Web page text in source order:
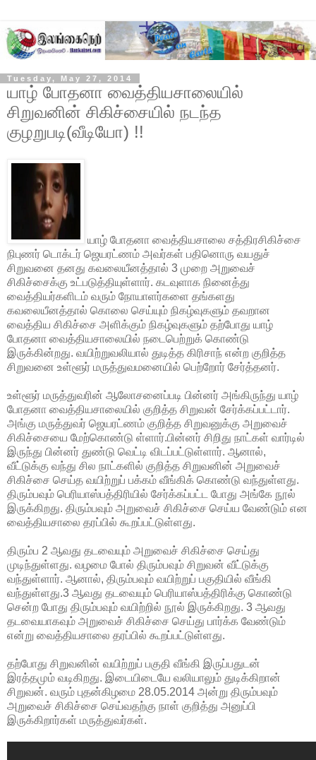
Tuesday, May 27, 2014
யாழ் போதனா வைத்தியசாலையில்
சிறுவனின் சிகிச்சையில் நடந்த
குழறுபடி(வீடியோ) !!
யாழ் போதனா வைத்தியசாலை சத்திரசிகிச்சை
நிபுணர் டொக்டர் ஜெயரட்ணம் அவர்கள் பதினொரு வயதுச்
சிறுவனை தனது கவலையீனத்தால் 3 முறை அறுவைச்
சிகிச்சைக்கு உட்படுத்தியுள்ளார். கடவுளாக நினைத்து
வைத்தியர்களிடம் வரும் நோயாளர்களை தங்களது
கவலையீனத்தால் கொலை செய்யும் நிகழ்வுகளும் தவறான
வைத்திய சிகிச்சை அளிக்கும் நிகழ்வுகளும் தற்போது யாழ்
போதனா வைத்தியசாலையில் நடைபெற்றுக் கொண்டு
இருக்கின்றது. வயிற்றுவலியால் துடித்த கிரிசாந் என்ற குறித்த
சிறுவனை உள்ளூர் மருத்துவமனையில் பெற்றோர் சேர்த்தனர்.
உள்ளூர் மருத்துவரின் ஆலோசனைப்படி பின்னர் அங்கிருந்து யாழ்
போதனா வைத்தியசாலையில் குறித்த சிறுவன் சேர்க்கப்பட்டார்.
அங்கு மருத்துவர் ஜெயரட்ணம் குறித்த சிறுவனுக்கு அறுவைச்
சிகிச்சையை மேற்கொண்டு ள்ளார்.பின்னர் சிறிது நாட்கள் வார்டில்
இருந்து பின்னர் துண்டு வெட்டி விடப்பட்டுள்ளார். ஆனால்,
வீட்டுக்கு வந்து சில நாட்களில் குறித்த சிறுவனின் அறுவைச்
சிகிச்சை செய்த வயிற்றுப் பக்கம் வீங்கிக் கொண்டு வந்துள்ளது.
திரும்பவும் பெரியாஸ்பத்திரியில் சேர்க்கப்பட்ட போது அங்கே நூல்
இருக்கிறது. திரும்பவும் அறுவைச் சிகிச்சை செய்ய வேண்டும் என
வைத்தியசாலை தரப்பில் கூறப்பட்டுள்ளது.
திரும்ப 2 ஆவது தடவையும் அறுவைச் சிகிச்சை செய்து
முடிந்துள்ளது. வழமை போல் திரும்பவும் சிறுவன் வீட்டுக்கு
வந்துள்ளார். ஆனால், திரும்பவும் வயிற்றுப் பகுதியில் வீங்கி
வந்துள்ளது.3 ஆவது தடவையும் பெரியாஸ்பத்திரிக்கு கொண்டு
சென்ற போது திரும்பவும் வயிற்றில் நூல் இருக்கிறது. 3 ஆவது
தடவையாகவும் அறுவைச் சிகிச்சை செய்து பார்க்க வேண்டும்
என்று வைத்தியசாலை தரப்பில் கூறப்பட்டுள்ளது.
தற்போது சிறுவனின் வயிற்றுப் பகுதி வீங்கி இருப்பதுடன்
இரத்தமும் வடிகிறது. இடையிடையே வலியாலும் துடிக்கிறான்
சிறுவன். வரும் புதன்கிழமை 28.05.2014 அன்று திரும்பவும்
அறுவைச் சிகிச்சை செய்வதற்கு நாள் குறித்து அனுப்பி
இருக்கிறார்கள் மருத்துவர்கள்.